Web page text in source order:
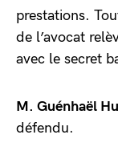
prestations.
de l’avocat
avec le secret
M. Guénhaël
défendu.